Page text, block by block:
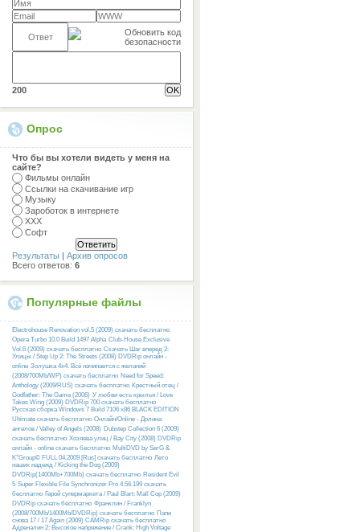
200
Опрос
Что бы вы хотели видеть у меня на
сайте?
Фильмы онлайн
Ссылки на скачивание игр
Музыку
Зароботок в интернете
ХХХ
Софт
Результаты | Архив опросов
Всего ответов: 6
Популярные файлы
Electrohouse Renovation vol.5 (2009) скачать бесплатно
Opera Turbo 10.0 Build 1497 Alpha Club-House Exclusive
Vol.6 (2009) скачать бесплатно Скачать Шаг вперед 2:
Улицы / Step Up 2: The Streets (2008) DVDRip онлайн -
online Золушка 4х4. Всё начинается с желаний
(2008/700Mb/WP) скачать бесплатно Need for Speed:
Anthology (2009/RUS) скачать бесплатно Крестный отец /
Godfather: The Game (2006) У любви есть крылья / Love
Takes Wing (2009) DVDRip 700 скачать бесплатно
Русcкая сборка Windows 7 Build 7106 x86 BLACK EDITION
Ultimate скачать бесплатно Онлайн/Online - Долина
ангелов / Valley of Angels (2008) Dubstep Collection 6 (2009)
скачать бесплатно Хозяева улиц / Bay City (2008) DVDRip
онлайн - online скачать бесплатно MultiDVD by SerG &
K°Group© FULL 04.2009 [Rus] скачать бесплатно Лето
наших надежд / Kicking the Dog (2009)
DVDRip(1400Mb+700Mb) скачать бесплатно Resident Evil
5 Super Flexible File Synchronizer Pro 4.56.199 скачать
бесплатно Герой супермаркета / Paul Blart: Mall Cop (2009)
DVDRip скачать бесплатно Франклин / Franklyn
(2008/700Mb/1400Mb/DVDRip) скачать бесплатно Папе
снова 17 / 17 Again (2009) CAMRip скачать бесплатно
Адреналин 2: Высокое напряжение / Crank: High Voltage